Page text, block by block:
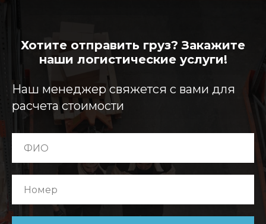
Хотите отправить груз? Закажите
наши логистические услуги!
Наш менеджер свяжется с вами для
расчета стоимости